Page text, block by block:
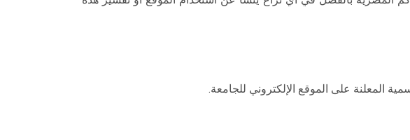
المعلنة على الموقع الإلكتروني للجامعة.